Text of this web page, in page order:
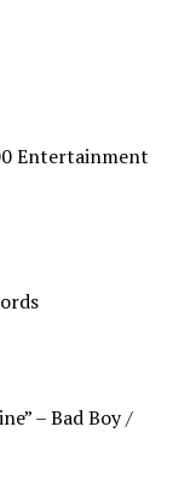
Entertainment
– Bad Boy /